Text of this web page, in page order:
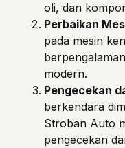
oli, dan
Perbaikan
pada mesin
modern.
Pengecekan
berkendara
Stroban Auto
pengecekan